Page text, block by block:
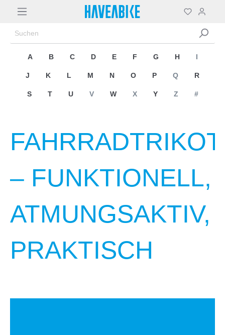
A B C D E F G H I
J K L M N O P Q R
S T U V W X Y Z #
FAHRRADTRIKOT
– FUNKTIONELL,
ATMUNGSAKTIV,
PRAKTISCH